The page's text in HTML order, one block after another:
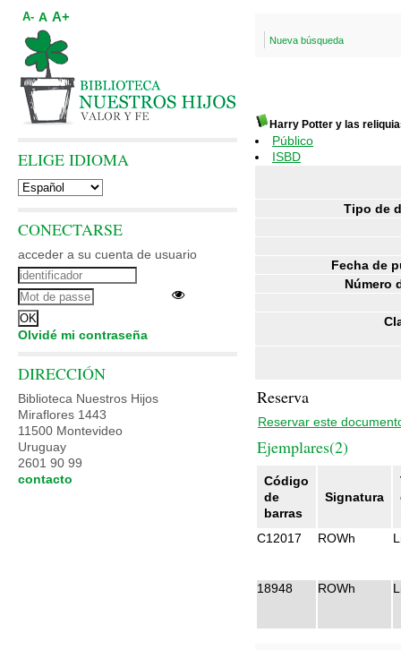
Nueva búsqueda
Harry Potter y las
Público
ISBD
Tipo de
Fecha de
Número
Reserva
Reservar este
Ejemplares(2)
Código
de
barras
Signatura
C12017
ROWh
18948 ROWh
A- A A+
ELIGE IDIOMA
CONECTARSE
acceder a su cuenta de usuario
Olvidé mi contraseña
DIRECCIÓN
Biblioteca Nuestros Hijos
Miraflores 1443
11500 Montevideo
Uruguay
2601 90 99
contacto